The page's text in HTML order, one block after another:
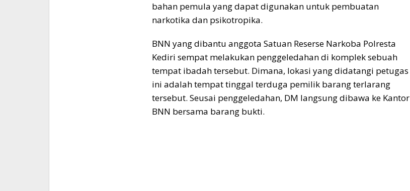
bahan pemula yang dapat digunakan untuk pembuatan
narkotika dan psikotropika.
BNN yang dibantu anggota Satuan Reserse Narkoba Polresta
Kediri sempat melakukan penggeledahan di komplek sebuah
tempat ibadah tersebut. Dimana, lokasi yang didatangi petugas
ini adalah tempat tinggal terduga pemilik barang terlarang
tersebut. Seusai penggeledahan, DM langsung dibawa ke Kantor
BNN bersama barang bukti.